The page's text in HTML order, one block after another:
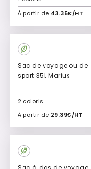
À partir de 43.35€/HT
Ajouter à mon devis
Sac de voyage ou de
sport 35L Marius
À partir de 29.39€/HT
2 coloris
Ajouter à mon devis
Sac à dos de voyage